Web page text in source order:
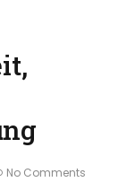
No Comments